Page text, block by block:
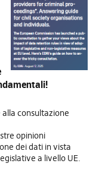
alla consultazione
opinioni
dei dati in vista
a livello UE.